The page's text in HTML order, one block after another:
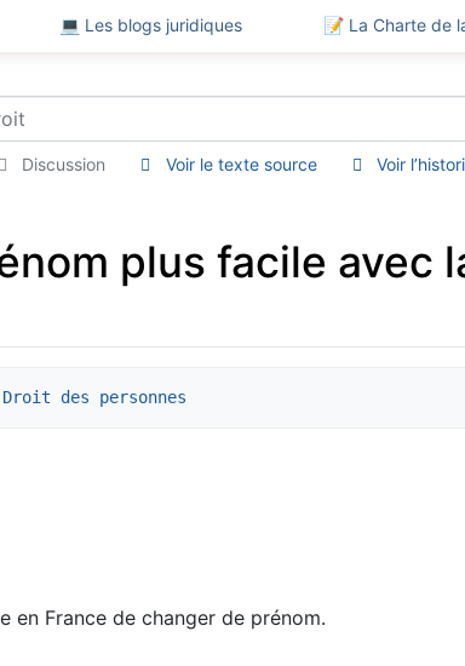
💻 Les blogs juridiques 📝 La Charte de
Discussion Voir le texte source Voir
plus facile avec
Droit des personnes
en France de changer de prénom.